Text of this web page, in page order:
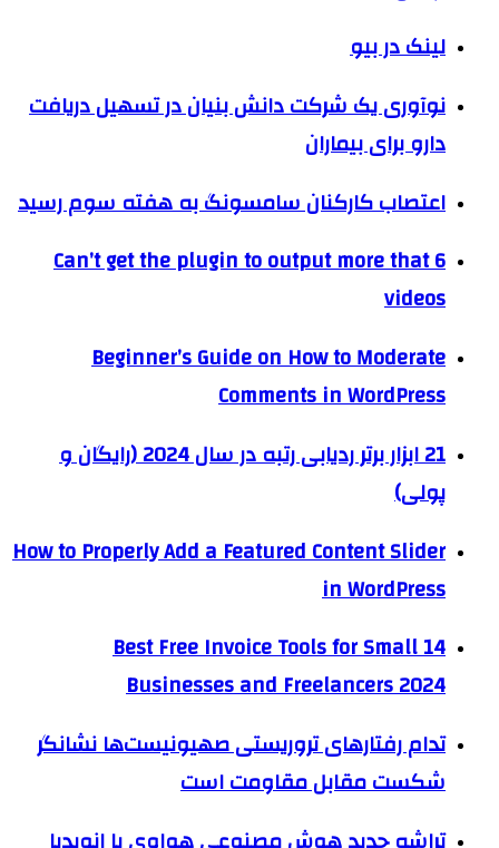
لینک در بیو
نوآوری یک شرکت دانش بنیان در تسهیل دریافت
دارو برای بیماران
اعتصاب کارکنان سامسونگ به هفته سوم رسید
Can’t get the plugin to output more that 6
videos
Beginner’s Guide on How to Moderate
Comments in WordPress
21 ابزار برتر ردیابی رتبه در سال 2024 (رایگان و
پولی)
How to Properly Add a Featured Content Slider
in WordPress
14 Best Free Invoice Tools for Small
Businesses and Freelancers 2024
تدام رفتارهای تروریستی صهیونیست‌ها نشانگر
شکست مقابل مقاومت است